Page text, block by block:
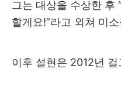
그는 대상을 수상한 후
할게요!”라고 외쳐 미
이후 설현은 2012년